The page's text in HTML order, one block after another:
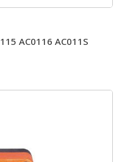
AC0116 AC011S